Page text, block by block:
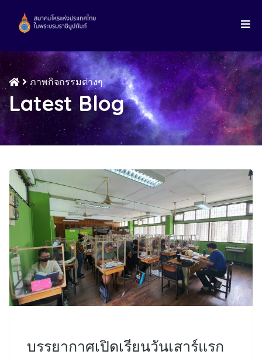
ภาพกิจกรรมต่างๆ
Latest Blog
บรรยากาศเปิดเรียนวันเสาร์แรก